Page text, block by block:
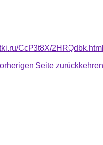
CcP3t8X/2HRQdbk.html
Seite zurückkehren